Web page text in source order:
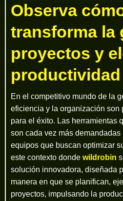
Observa
transforma la
proyectos y
En el competitivo mundo de la
eficiencia y la organización son
para el éxito. Las herramientas
son cada vez más
equipos que buscan optimizar
este contexto donde wildrobin
solución innovadora, diseñada
manera en que se planifican,
proyectos, impulsando la